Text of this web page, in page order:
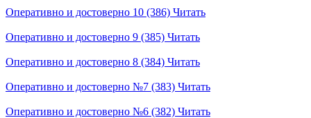
Оперативно и достоверно 10 (386) Читать
Оперативно и достоверно 9 (385) Читать
Оперативно и достоверно 8 (384) Читать
Оперативно и достоверно №7 (383) Читать
Оперативно и достоверно №6 (382) Читать